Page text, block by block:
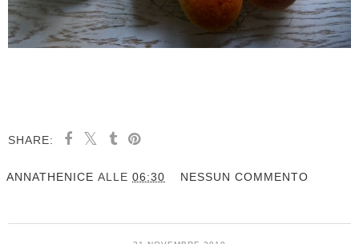
SHARE:
ANNATHENICE ALLE 06:30 NESSUN COMMENTO